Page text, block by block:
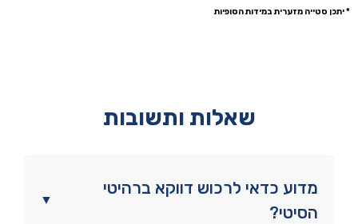
* יתכן סטייה מזערית במידות הסופיות
שאלות ותשובות
▼
מדוע כדאי לרכוש דווקא ברהיטי
הסיטי?